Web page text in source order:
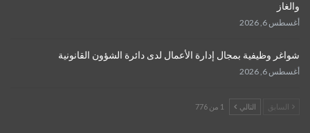
والغاز
أغسطس 6, 2026
شواغر وظيفية بمجال إدارة الأعمال لدى دائرة الشؤون القانونية
أغسطس 6, 2026
السابق التالي 1 من 776